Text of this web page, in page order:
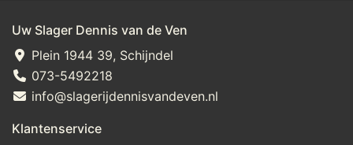
Uw Slager Dennis van de Ven
Plein 1944 39, Schijndel
073-5492218
info@slagerijdennisvandeven.nl
Klantenservice